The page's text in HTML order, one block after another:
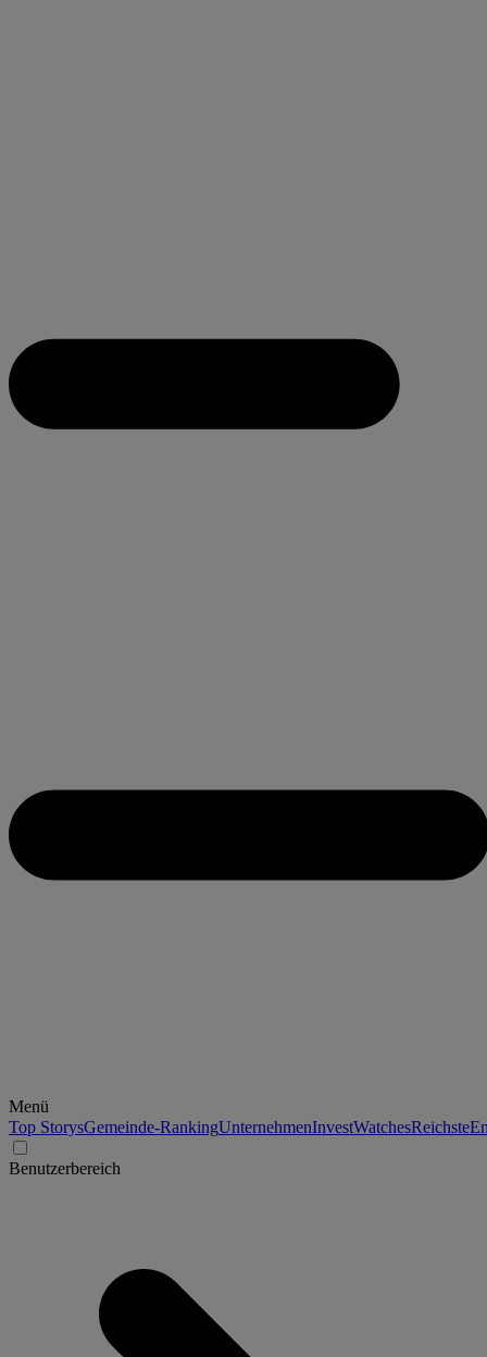
Menü
Top StorysGemeinde-RankingUnternehmenInvestWatchesReichste
Benutzerbereich